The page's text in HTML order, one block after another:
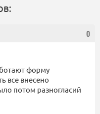
0
форму
все внесено
потом разногласий